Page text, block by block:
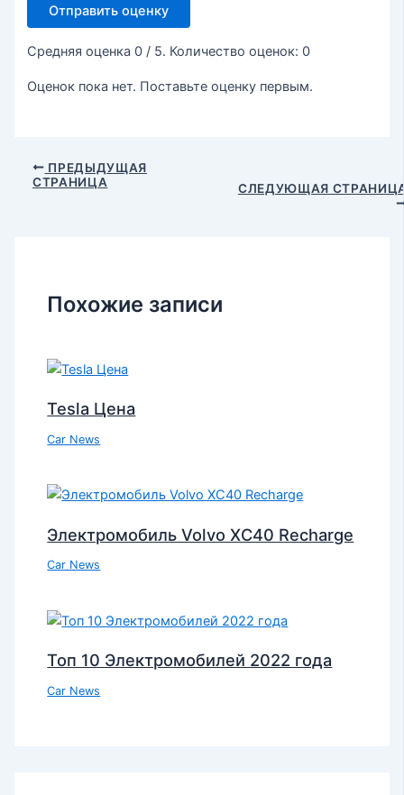
Отправить оценку
Средняя оценка 0 / 5. Количество оценок: 0
Оценок пока нет. Поставьте оценку первым.
ПРЕДЫДУЩАЯ
СТРАНИЦА
СЛЕДУЮЩАЯ
Похожие записи
Tesla Цена
Car News
Электромобиль Volvo XC40 Recharge
Car News
Топ 10 Электромобилей 2022 года
Car News